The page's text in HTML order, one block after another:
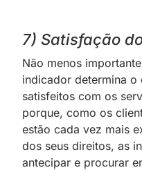
7) Satisfação
Não menos
indicador determina o
satisfeitos com os
porque, como os
estão cada vez mais
dos seus direitos, as
antecipar e procurar